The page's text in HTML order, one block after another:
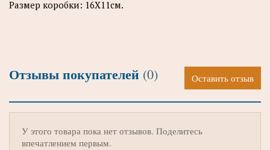
Размер коробки: 16Х11см.
Отзывы покупателей (0) Оставить отзыв
У этого товара пока нет отзывов. Поделитесь
впечатлением первым.